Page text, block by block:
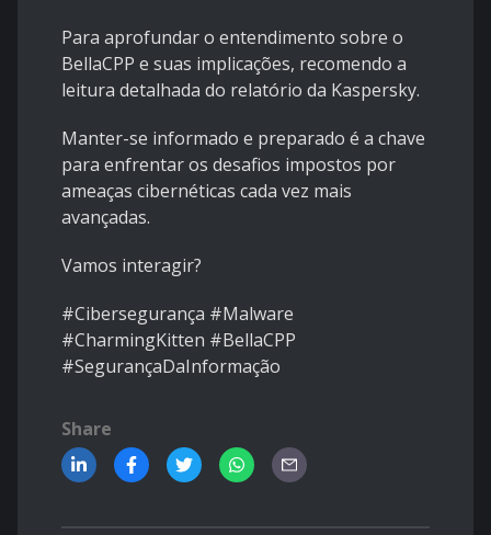
Para aprofundar o entendimento sobre o
BellaCPP e suas implicações, recomendo a
leitura detalhada do relatório da Kaspersky.
Manter-se informado e preparado é a chave
para enfrentar os desafios impostos por
ameaças cibernéticas cada vez mais
avançadas.
Vamos interagir?
#Cibersegurança #Malware
#CharmingKitten #BellaCPP
#SegurançaDaInformação
Share